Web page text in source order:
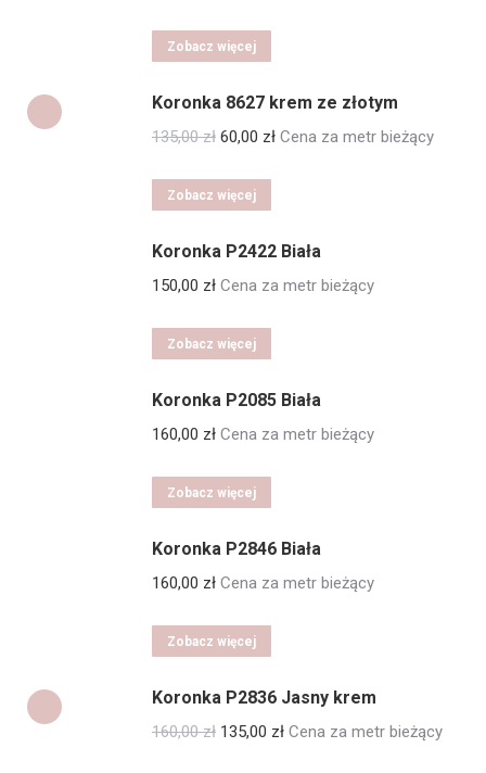
Zobacz więcej
Koronka 8627 krem ze złotym
135,00zł Pierwotna
wynosiła:
60,00 złAktualna
Cena za metr bieżący
Zobacz więcej
Koronka P2422 Biała
150,00 zł Cena za metr bieżący
Zobacz więcej
Koronka P2085 Biała
160,00 zł Cena za metr bieżący
Zobacz więcej
Koronka P2846 Biała
160,00 zł Cena za metr bieżący
Zobacz więcej
Koronka P2836 Jasny krem
160,00zł Pierwotna
135,00 złAktualna
Cena za metr bieżący